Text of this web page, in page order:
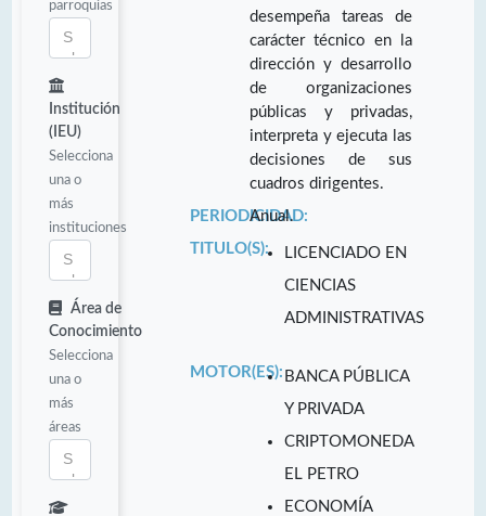
parroquias
Institución
(IEU)
Selecciona
una o
más
instituciones
Área de
Conocimiento
Selecciona
una o
más
áreas
desempeña tareas de
carácter técnico en la
dirección y desarrollo
de organizaciones
públicas y privadas,
interpreta y ejecuta las
decisiones de sus
cuadros dirigentes.
PERIODICIDAD:
Anual.
TITULO(S):
LICENCIADO EN
CIENCIAS
ADMINISTRATIVAS
MOTOR(ES): BANCA PÚBLICA
Y PRIVADA
CRIPTOMONEDA
EL PETRO
ECONOMÍA